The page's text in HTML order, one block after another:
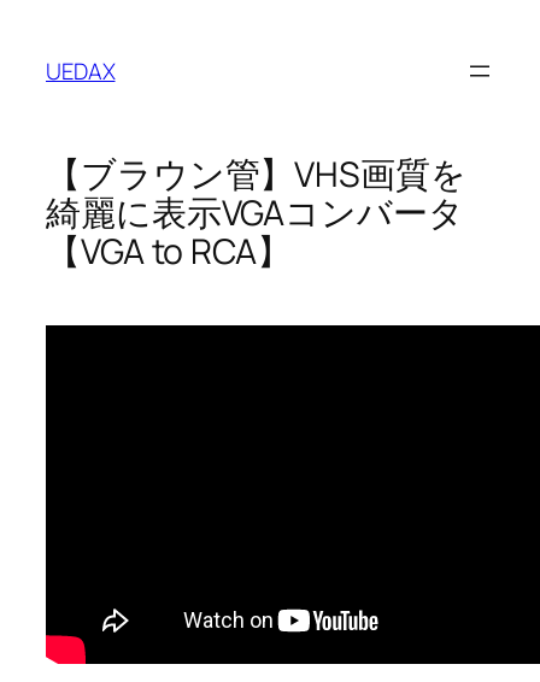
UEDAX
【ブラウン管】VHS画質を
綺麗に表示VGAコンバータ
【VGA to RCA】